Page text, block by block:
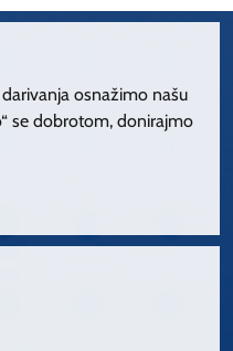
osnažimo našu
se dobrotom, donirajmo